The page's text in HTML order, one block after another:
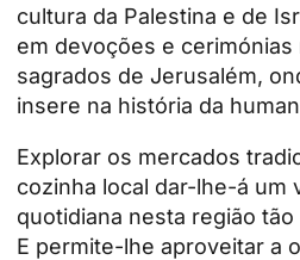
cultura da Palestina e de
em devoções e
sagrados de Jerusalém,
insere na história da
Explorar os mercados
cozinha local dar-lhe-á um
quotidiana nesta região
E permite-lhe aproveitar a